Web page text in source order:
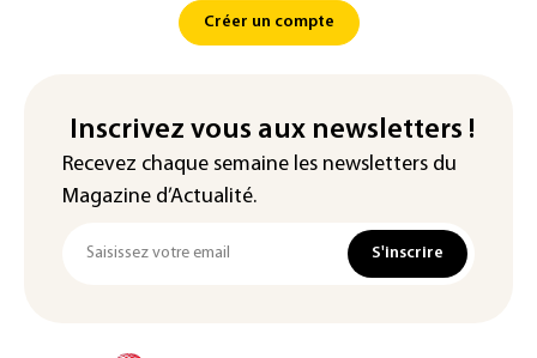
Créer un compte
Inscrivez vous aux newsletters !
Recevez chaque semaine les newsletters du
Magazine d’Actualité.
S'inscrire